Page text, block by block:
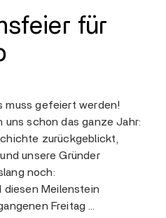
für
muss gefeiert werden!
uns schon das ganze Jahr:
zurückgeblickt,
unsere Gründer
noch:
diesen Meilenstein
Freitag …